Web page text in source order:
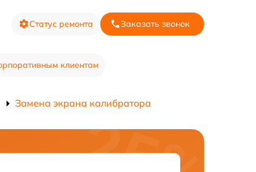
Статус ремонта Заказать звонок
клиентам
Замена экрана калибратора